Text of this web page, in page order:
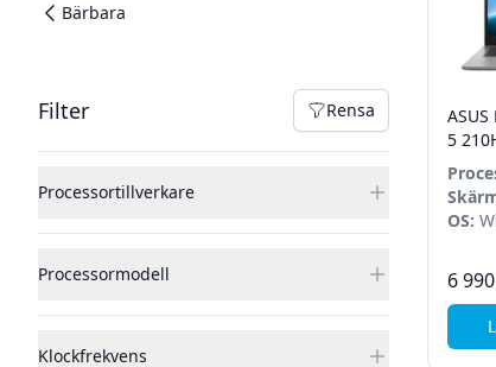
Bärbara
Filter
Filter Rensa filter
Rensa
Processortillverkare
Processormodell
Klockfrekvens
5
- Win
210H
OS:
6